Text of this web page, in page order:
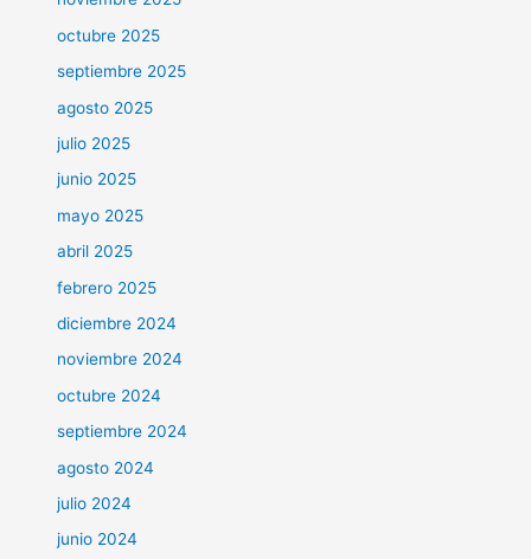
octubre 2025
septiembre 2025
agosto 2025
julio 2025
junio 2025
mayo 2025
abril 2025
febrero 2025
diciembre 2024
noviembre 2024
octubre 2024
septiembre 2024
agosto 2024
julio 2024
junio 2024